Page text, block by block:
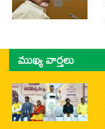
ముఖ్య వార్తలు